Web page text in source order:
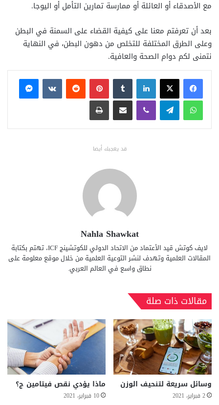
مع الأصدقاء أو العائلة أو ممارسة تمارين التأمل أو اليوجا.
بعد أن تعرفتم معنا على كيفية القضاء على السمنة في البطن
وعلى الطرق المختلفة للتخلص من دهون البطن، في النهاية
نتمنى لكم دوام الصحة والعافية.
فيسبوكX لينكدإن بينتيريست
ماسنجر
واتساب تيلقرام ڤايبر مشاركة عبر البريد طباعة
قد يعجبك أيضا
Nahla Shawkat
لايف كوتش قيد الأعتماد من الاتحاد الدولي للكوتشينج ICF، تهتم بكتابة
المقالات العلمية وتهدف لنشر التوعية العلمية من خلال موقع معلومة على
نطاق واسع في العالم العربي.
مقالات ذات صلة
وسائل سريعة لتنحيف الوزن
2 فبراير، 2021
ماذا يؤدي نقص فيتامين ج؟
10 فبراير، 2021